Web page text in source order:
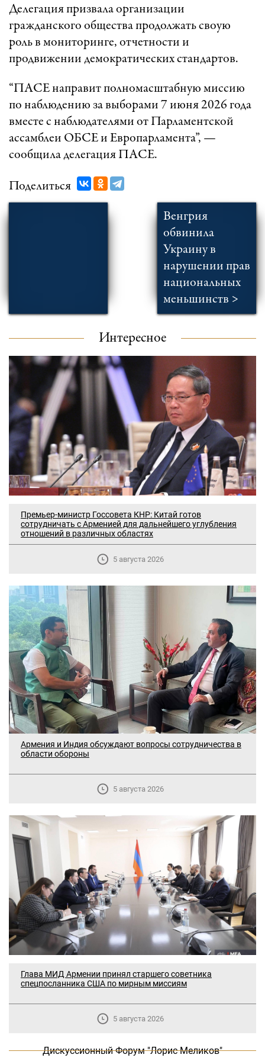
Делегация призвала организации
гражданского общества продолжать своую
роль в мониторинге, отчетности и
продвижении демократических стандартов.
“ПАСЕ направит полномасштабную миссию
по наблюдению за выборами 7 июня 2026 года
вместе с наблюдателями от Парламентской
ассамблеи ОБСЕ и Европарламента”, —
сообщила делегация ПАСЕ.
Поделиться
Венгрия
обвинила
Украину в
нарушении прав
национальных
меньшинств >
Интересное
Премьер-министр Госсовета КНР: Китай готов
сотрудничать с Арменией для дальнейшего углубления
отношений в различных областях
5 августа 2026
Армения и Индия обсуждают вопросы сотрудничества в
области обороны
5 августа 2026
Глава МИД Армении принял старшего советника
спецпосланника США по мирным миссиям
5 августа 2026
Дискуссионный Форум "Лорис Меликов"
В Москве прошло заседание
дискуссионного форума «Лорис
Меликов» на тему: «ООН и
предотвращение геноцидов»
«Лорис Меликов» начинает свою
деятельность
Дискуссионный форум «Лорис Меликов»